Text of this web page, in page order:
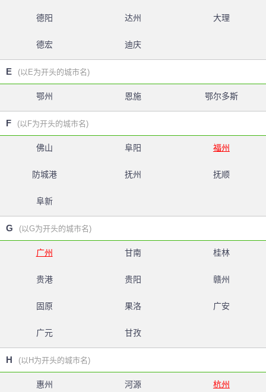
德阳 达州 大理
德宏 迪庆
E (以E为开头的城市名)
鄂州 恩施 鄂尔多斯
F (以F为开头的城市名)
佛山 阜阳 福州
防城港 抚州 抚顺
阜新
G (以G为开头的城市名)
广州 甘南 桂林
贵港 贵阳 赣州
固原 果洛 广安
广元 甘孜
H (以H为开头的城市名)
惠州 河源 杭州